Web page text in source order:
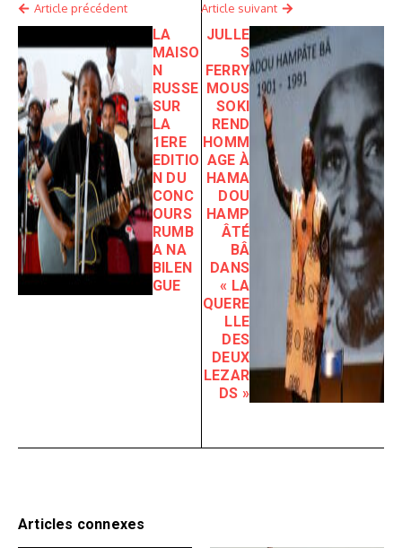
Article précédent
LA
MAISO
N
RUSSE
SUR
LA
1ERE
EDITIO
N DU
CONC
OURS
RUMB
A NA
BILEN
GUE
Article suivant
JULLE
S
FERRY
MOUS
SOKI
REND
HOMM
AGE À
HAMA
DOU
HAMP
ÂTÉ
BÂ
DANS
« LA
QUERE
LLE
DES
DEUX
LEZAR
DS »
Articles connexes